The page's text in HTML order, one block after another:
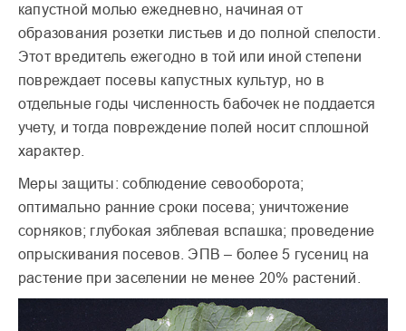
капустной молью ежедневно, начиная от
образования розетки листьев и до полной спелости.
Этот вредитель ежегодно в той или иной степени
повреждает посевы капустных культур, но в
отдельные годы численность бабочек не поддается
учету, и тогда повреждение полей носит сплошной
характер.
Меры защиты: соблюдение севооборота;
оптимально ранние сроки посева; уничтожение
сорняков; глубокая зяблевая вспашка; проведение
опрыскивания посевов. ЭПВ – более 5 гусениц на
растение при заселении не менее 20% растений.